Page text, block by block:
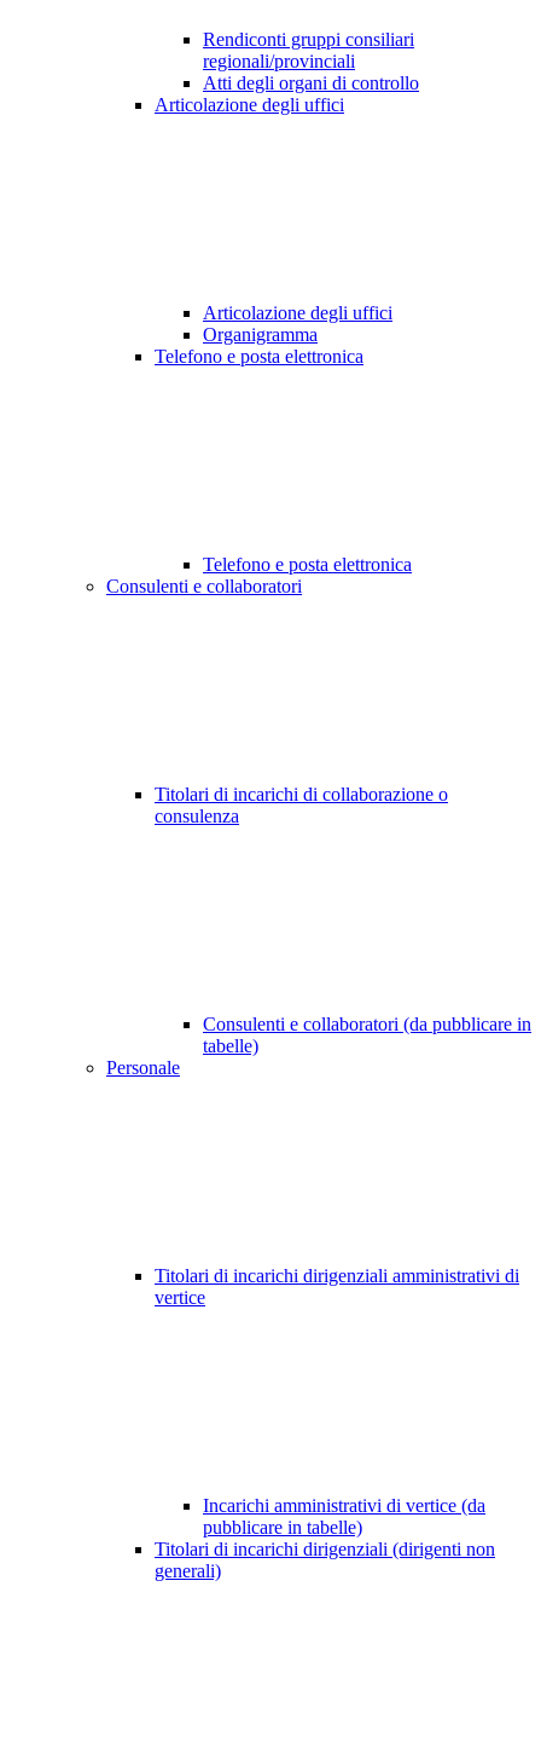
Rendiconti gruppi consiliari
regionali/provinciali
Atti degli organi di controllo
Articolazione degli uffici
Articolazione degli uffici
Organigramma
Telefono e posta elettronica
Telefono e posta elettronica
Consulenti e collaboratori
Titolari di incarichi di collaborazione o
consulenza
Consulenti e collaboratori (da pubblicare in
tabelle)
Personale
Titolari di incarichi dirigenziali amministrativi di
vertice
Incarichi amministrativi di vertice (da
pubblicare in tabelle)
Titolari di incarichi dirigenziali (dirigenti non
generali)